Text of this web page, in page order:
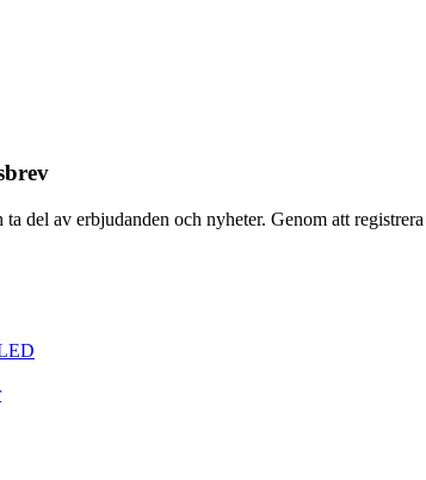
del av erbjudanden och nyheter. Genom att